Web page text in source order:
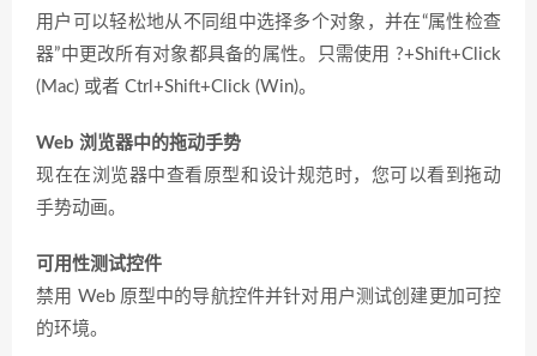
用户可以轻松地从不同组中选择多个对象，并在“属性检查
器”中更改所有对象都具备的属性。只需使用 ?+Shift+Click
(Mac) 或者 Ctrl+Shift+Click (Win)。
Web 浏览器中的拖动手势
现在在浏览器中查看原型和设计规范时，您可以看到拖动
手势动画。
可用性测试控件
禁用 Web 原型中的导航控件并针对用户测试创建更加可控
的环境。